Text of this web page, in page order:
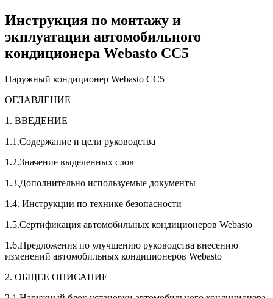
Инструкция по монтажу и
экплуатации автомобильного
кондиционера Webasto CC5
Наружный кондиционер Webasto СС5
ОГЛАВЛЕНИЕ
1. ВВЕДЕНИЕ
1.1.Содержание и цели руководства
1.2.Значение выделенных слов
1.3.Дополнительно используемые документы
1.4. Инструкции по технике безопасности
1.5.Сертификация автомобильных кондиционеров Webasto
1.6.Предложения по улучшению руководства внесению
изменений автомобильных кондиционеров Webasto
2. ОБЩЕЕ ОПИСАНИЕ